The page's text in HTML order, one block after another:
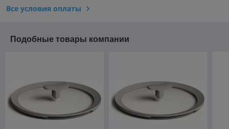
Все условия оплаты
Подобные товары компании